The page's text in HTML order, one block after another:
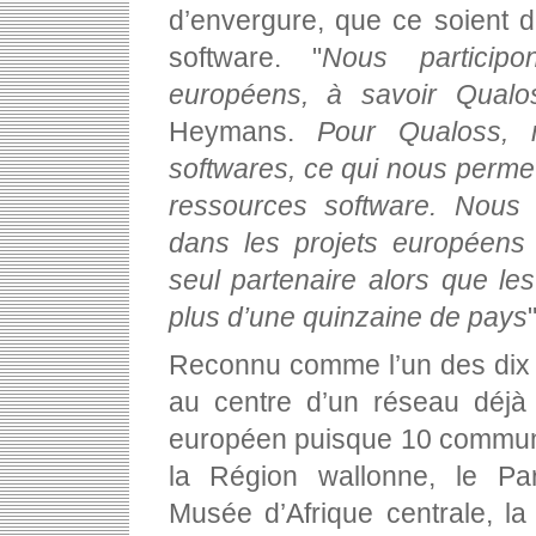
d’envergure, que ce soient
software. "Nous
européens, à savoir
Heymans. Pour Qualoss,
softwares, ce qui nous
ressources software.
dans les projets
seul partenaire alors que
plus d’une quinzaine de pays
Reconnu comme l’un des
au centre d’un réseau
européen puisque 10
la Région wallonne, le
Musée d’Afrique centrale,